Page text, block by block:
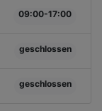
09:00-17:00
geschlossen
geschlossen